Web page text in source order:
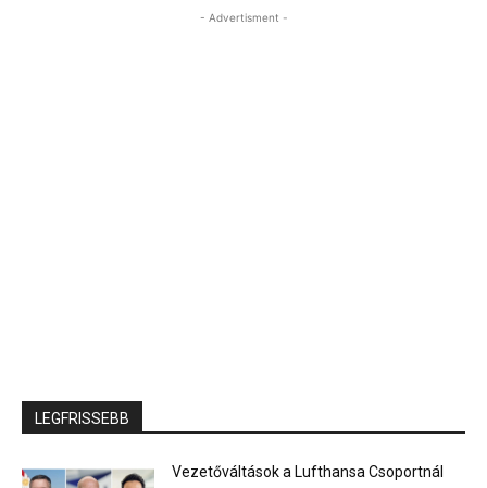
- Advertisment -
LEGFRISSEBB
Vezetőváltások a Lufthansa Csoportnál